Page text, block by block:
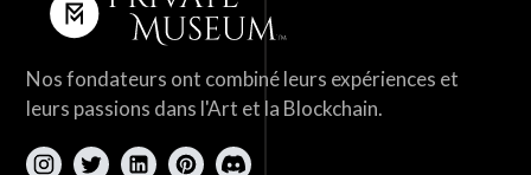
Nos fondateurs ont combiné leurs expériences et
leurs passions dans l'Art et la Blockchain.